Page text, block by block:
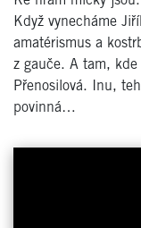
Když vynecháme
amatérismus a
z gauče. A tam,
Přenosilová. Inu,
povinná…